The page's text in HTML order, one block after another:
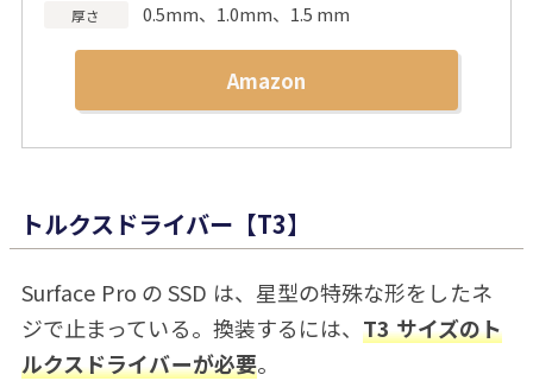
厚さ 0.5mm、1.0mm、1.5 mm
Amazon
トルクスドライバー【T3】
Surface Pro の SSD は、星型の特殊な形をしたネ
ジで止まっている。換装するには、T3 サイズのト
ルクスドライバーが必要。